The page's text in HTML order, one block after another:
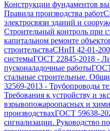
Конструкции фундаментов
Правила производства работ
электросвязи зданий и
Строительный контроль при
капитальном ремонте
строительстваСНиП 42-01-
системыГОСТ 22845-2018 -
пусконаладочные работы
стальные строительные.
32569-2013 - Трубопроводы
Требования к устройству и
взрывопожароопасных и
производствахГОСТ 59638-
сигнализации. Руководство